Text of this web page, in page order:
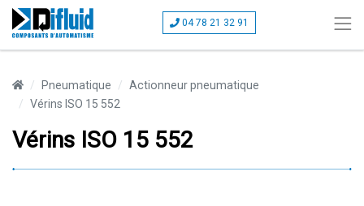
04 78 21 32 91
Pneumatique
Actionneur pneumatique
Vérins ISO 15 552
Vérins ISO 15 552